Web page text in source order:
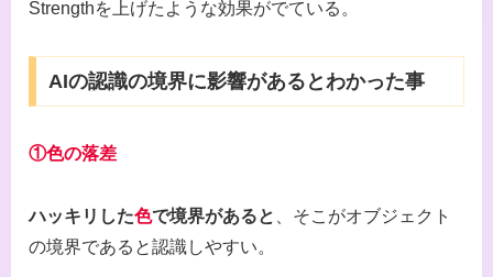
Strengthを上げたような効果がでている。
AIの認識の境界に影響があるとわかった事
①色の落差
ハッキリした色で境界があると
、そこがオブジェクト
の境界であると認識しやすい。